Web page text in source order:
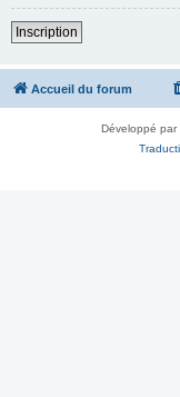
Inscription
Accueil du forum
Développé par